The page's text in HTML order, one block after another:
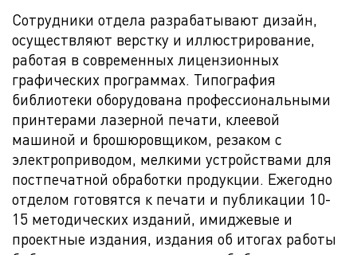
Сотрудники отдела разрабатывают дизайн,
осуществляют верстку и иллюстрирование,
работая в современных лицензионных
графических программах. Типография
библиотеки оборудована профессиональными
принтерами лазерной печати, клеевой
машиной и брошюровщиком, резаком с
электроприводом, мелкими устройствами для
постпечатной обработки продукции. Ежегодно
отделом готовятся к печати и публикации 10-
15 методических изданий, имиджевые и
проектные издания, издания об итогах работы